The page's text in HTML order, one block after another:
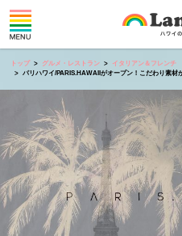
トップ グルメ・レストラン
イタリアン＆フレンチ
パリハワイ/PARIS.HAWAIIがオープン！こだわり素材